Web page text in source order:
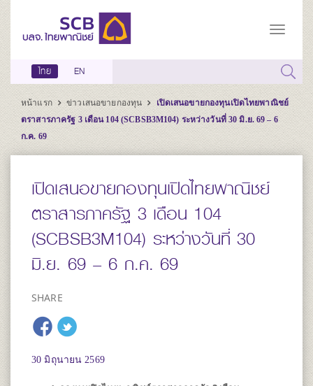
ไทย EN
หน้าแรก ข่าวเสนอขายกองทุน
เปิดเสนอขายกองทุนเปิดไทยพาณิชย์
ตราสารภาครัฐ 3 เดือน 104 (SCBSB3M104) ระหว่างวันที่ 30 มิ.ย. 69 – 6
ก.ค. 69
เปิดเสนอขายกองทุนเปิดไทยพาณิชย์
ตราสารภาครัฐ 3 เดือน 104
(SCBSB3M104) ระหว่างวันที่ 30
มิ.ย. 69 – 6 ก.ค. 69
SHARE
30 มิถุนายน 2569